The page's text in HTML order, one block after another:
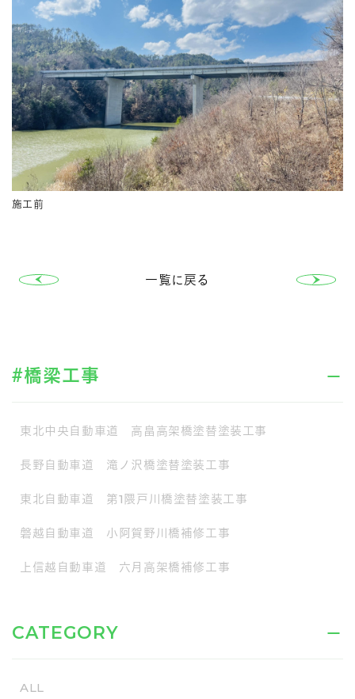
施工前
一覧に戻る
#橋梁工事
東北中央自動車道 高畠高架橋塗替塗装工事
長野自動車道 滝ノ沢橋塗替塗装工事
東北自動車道 第1隈戸川橋塗替塗装工事
磐越自動車道 小阿賀野川橋補修工事
上信越自動車道 六月高架橋補修工事
CATEGORY
ALL